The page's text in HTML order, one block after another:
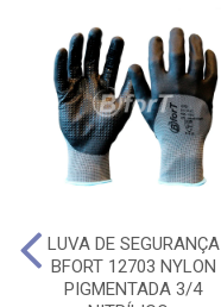
LUVA DE SEGURANÇA
BFORT 12703 NYLON
PIGMENTADA 3/4